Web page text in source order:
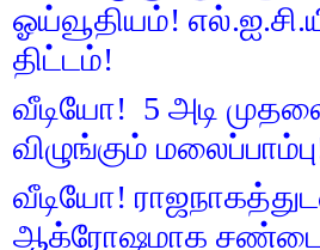
ஓய்வூதியம்!
திட்டம்!
வீடியோ! 5 அடி
விழுங்கும்
வீடியோ!
ஆக்ரோஷமாக